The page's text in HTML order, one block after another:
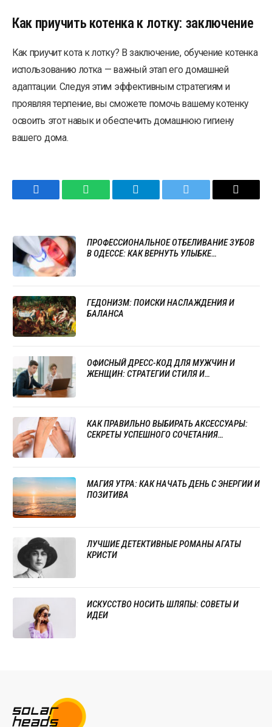
Как приучить котенка к лотку: заключение
Как приучит кота к лотку? В заключение, обучение котенка
использованию лотка — важный этап его домашней
адаптации. Следуя этим эффективным стратегиям и
проявляя терпение, вы сможете помочь вашему котенку
освоить этот навык и обеспечить домашнюю гигиену
вашего дома.
Facebook WhatsApp Telegram Twitter Email
ПРОФЕССИОНАЛЬНОЕ ОТБЕЛИВАНИЕ ЗУБОВ
В ОДЕССЕ: КАК ВЕРНУТЬ УЛЫБКЕ
ГЕДОНИЗМ: ПОИСКИ НАСЛАЖДЕНИЯ И
БАЛАНСА
ОФИСНЫЙ ДРЕСС-КОД ДЛЯ МУЖЧИН И
ЖЕНЩИН: СТРАТЕГИИ СТИЛЯ И
КАК ПРАВИЛЬНО ВЫБИРАТЬ АКСЕССУАРЫ:
СЕКРЕТЫ УСПЕШНОГО СОЧЕТАНИЯ
МАГИЯ УТРА: КАК НАЧАТЬ ДЕНЬ С ЭНЕРГИИ И
ПОЗИТИВА
ЛУЧШИЕ ДЕТЕКТИВНЫЕ РОМАНЫ АГАТЫ
КРИСТИ
ИСКУССТВО НОСИТЬ ШЛЯПЫ: СОВЕТЫ И
ИДЕИ